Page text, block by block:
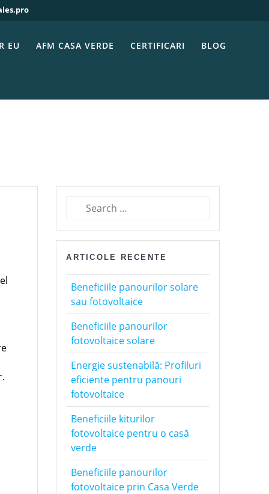
EU AFM CASA VERDE CERTIFICARI BLOG
fotovoltaice
panouri
Search
ARTICOLE RECENTE
Beneficiile panourilor solare
sau fotovoltaice
Beneficiile panourilor
fotovoltaice solare
Energie sustenabilă: Profiluri
eficiente pentru panouri
fotovoltaice
Beneficiile kiturilor
fotovoltaice pentru o casă
verde
Beneficiile panourilor
fotovoltaice prin Casa Verde